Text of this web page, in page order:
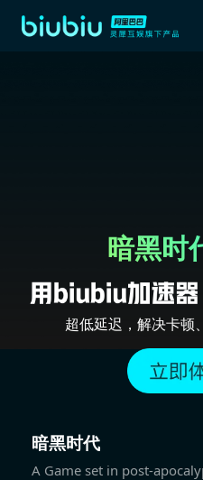
暗黑时
超低延迟，解决卡顿
暗黑时代
A Game set in post-